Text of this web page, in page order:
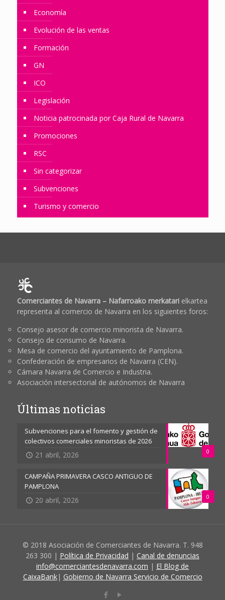
Economía
Evolución de las ventas
Formación
GN
ICO
Legislación
Noticia patrocinada por Caja Rural de Navarra
Promociones
RSC
Sin categorizar
Subvenciones
Turismo y comercio
Comerciantes de Navarra – Nafarroako merkatarielkartea
representa al comercio de Navarra en los siguientes foros:
Consejo asesor de comercio minorista de Navarra.
Consejo de consumo de Navarra.
Mesa de comercio del ayuntamiento de Pamplona.
Confederación de empresarios de Navarra (CEN).
Cámara Navarra de Comercio e Industria.
Asociación intersectorial de autónomos de Navarra
Últimas noticias
0
Subvenciones para el fomento y gestión de
colectivos comerciales minoristas de 2026
21 abril, 2026
0
CAMPAÑA PRIMAVERA CASCO ANTIGUO DE
PAMPLONA
20 abril, 2026
© 2018 Asociación de Comerciantes de Navarra. T. 948
263 300 | Política de Privacidad | Canal de denuncias
info@comerciantesdenavarra.com | El Blog de
CaixaBank| Gobierno de Navarra Servicio de Comercio